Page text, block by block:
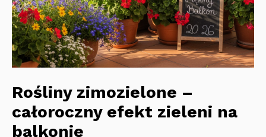
Rośliny zimozielone –
całoroczny efekt zieleni na
balkonie